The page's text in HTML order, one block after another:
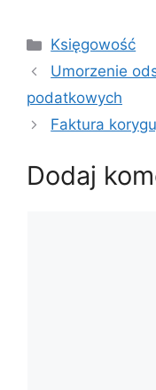
Kategorie
Księgowość
Umorzenie
podatkowych
Faktura
Dodaj